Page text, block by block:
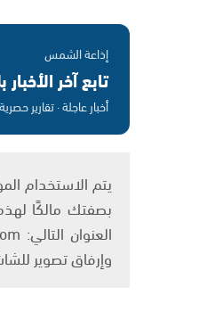
إذاعة الشمس
تابع آخر
أخبار عاجلة · تقارير
بصفتك مالكًا
وإرفاق تصوير